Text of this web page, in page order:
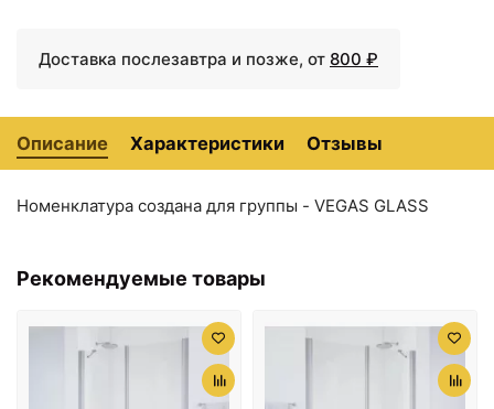
Доставка послезавтра и позже, от 800 ₽
Описание Характеристики Отзывы
Номенклатура создана для группы - VEGAS GLASS
Рекомендуемые товары